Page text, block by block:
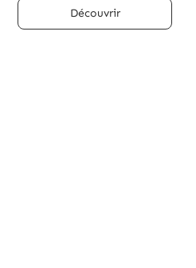
Découvrir